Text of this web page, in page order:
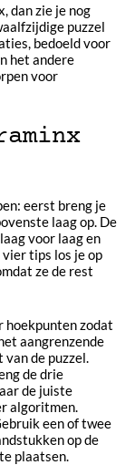
dan zie je nog
puzzel
bedoeld voor
het andere
voor
eerst breng je
laag op. De
voor laag en
tips los je op
ze de rest
hoekpunten zodat
aangrenzende
de puzzel.
de drie
de juiste
algoritmen.
een of twee
op de
plaatsen.